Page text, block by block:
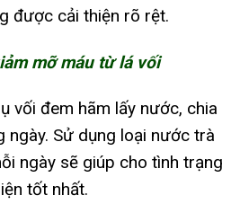
được cải thiện rõ rệt.
mỡ máu từ lá vối
vối đem hãm lấy nước, chia
ngày. Sử dụng loại nước trà
ngày sẽ giúp cho tình trạng
tốt nhất.